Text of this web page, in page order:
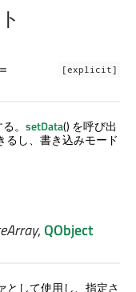
[explicit]
。 setData() を呼び出
るし、書き込みモード
,QObject
として使用し、指定さ